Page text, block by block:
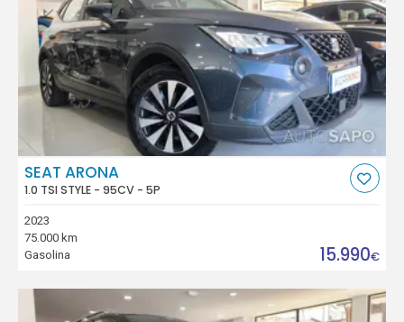
SEAT ARONA
1.0 TSI STYLE - 95CV - 5P
2023
75.000 km
Gasolina
15.990€